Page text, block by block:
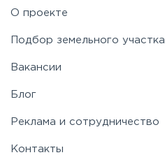
О проекте
Подбор земельного участка
Вакансии
Блог
Реклама и сотрудничество
Контакты